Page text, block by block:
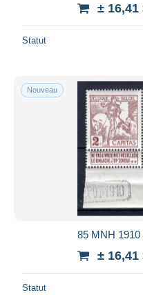
± 16,41
Statut
Nouveau
85 MNH
± 16,41
Statut